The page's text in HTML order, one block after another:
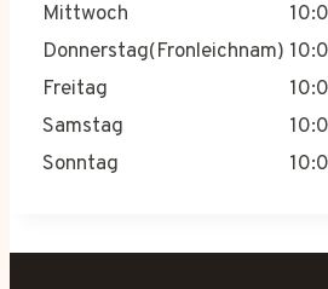
Mittwoch
Donnerstag(Fronleichnam)
Freitag
Samstag
Sonntag